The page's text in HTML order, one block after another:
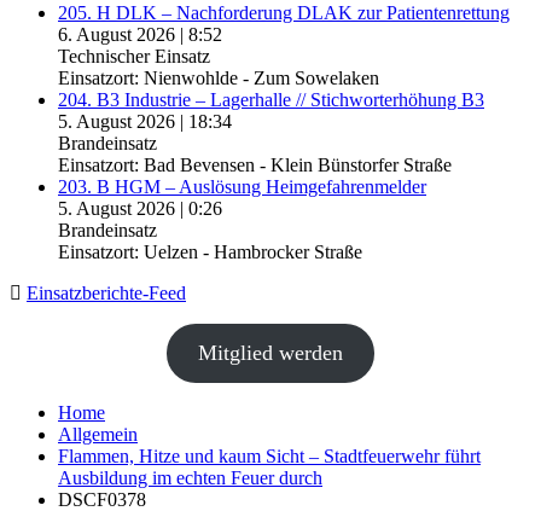
205. H DLK – Nachforderung DLAK zur Patientenrettung
6. August 2026 | 8:52
Technischer Einsatz
Einsatzort: Nienwohlde - Zum Sowelaken
204. B3 Industrie – Lagerhalle // Stichworterhöhung B3
5. August 2026 | 18:34
Brandeinsatz
Einsatzort: Bad Bevensen - Klein Bünstorfer Straße
203. B HGM – Auslösung Heimgefahrenmelder
5. August 2026 | 0:26
Brandeinsatz
Einsatzort: Uelzen - Hambrocker Straße
Einsatzberichte-Feed
Mitglied werden
Home
Allgemein
Flammen, Hitze und kaum Sicht – Stadtfeuerwehr führt
Ausbildung im echten Feuer durch
DSCF0378